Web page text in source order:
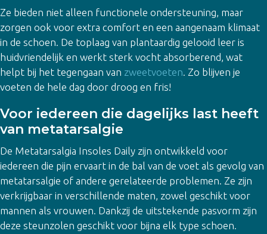
Ze bieden niet alleen functionele ondersteuning, maar
zorgen ook voor extra comfort en een aangenaam klimaat
in de schoen. De toplaag van plantaardig gelooid leer is
huidvriendelijk en werkt sterk vocht absorberend, wat
helpt bij het tegengaan van zweetvoeten. Zo blijven je
voeten de hele dag door droog en fris!
Voor iedereen die dagelijks last heeft
van metatarsalgie
De Metatarsalgia Insoles Daily zijn ontwikkeld voor
iedereen die pijn ervaart in de bal van de voet als gevolg van
metatarsalgie of andere gerelateerde problemen. Ze zijn
verkrijgbaar in verschillende maten, zowel geschikt voor
mannen als vrouwen. Dankzij de uitstekende pasvorm zijn
deze steunzolen geschikt voor bijna elk type schoen.